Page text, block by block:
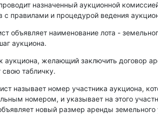
назначенный аукционной
с правилами и процедурой ведения
объявляет наименование лота -
аукциона.
аукциона, желающий заключить договор
табличку.
называет номер участника аукциона,
номером, и указывает на этого
новый размер аренды земельного